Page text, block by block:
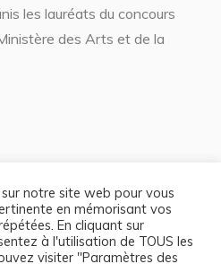
les lauréats du concours
des Arts et de la
notre site web pour vous
en mémorisant vos
En cliquant sur
à l'utilisation de TOUS les
visiter "Paramètres des